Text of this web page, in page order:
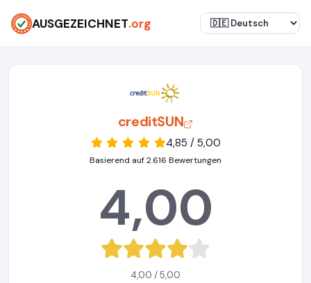
AUSGEZEICHNET.org
creditSUN
4,85 / 5,00
Basierend auf 2.616 Bewertungen
4,00
4,00 / 5,00